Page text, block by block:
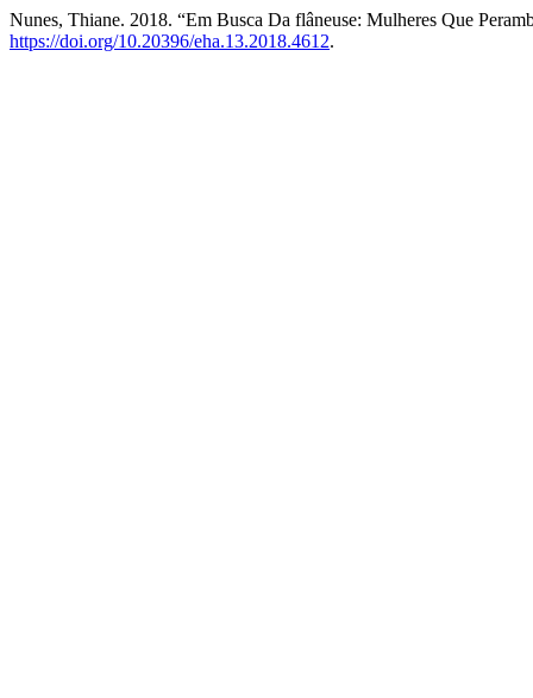
Nunes, Thiane. 2018. “Em Busca Da flâneuse: Mulheres Que
https://doi.org/10.20396/eha.13.2018.4612.